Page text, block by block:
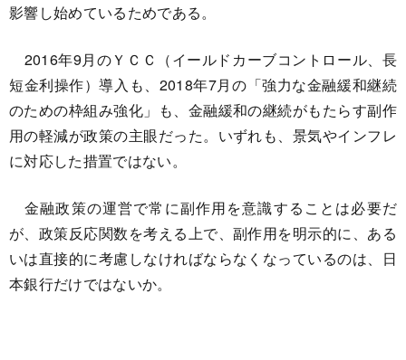
影響し始めているためである。
2016年9月のＹＣＣ（イールドカーブコントロール、長
短金利操作）導入も、2018年7月の「強力な金融緩和継続
のための枠組み強化」も、金融緩和の継続がもたらす副作
用の軽減が政策の主眼だった。いずれも、景気やインフレ
に対応した措置ではない。
金融政策の運営で常に副作用を意識することは必要だ
が、政策反応関数を考える上で、副作用を明示的に、ある
いは直接的に考慮しなければならなくなっているのは、日
本銀行だけではないか。